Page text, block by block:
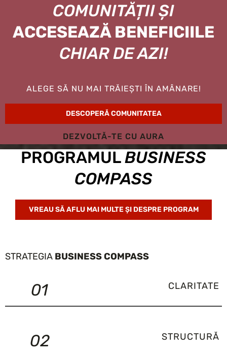
COMUNITĂȚII ȘI
ACCESEAZĂ BENEFICIILE
CHIAR DE AZI!
ALEGE SĂ NU MAI TRĂIEȘTI ÎN AMÂNARE!
DESCOPERĂ COMUNITATEA
DEZVOLTĂ-TE CU AURA
PROGRAMULBUSINESS
COMPASS
VREAU SĂ AFLU MAI MULTE ȘI DESPRE PROGRAM
STRATEGIA BUSINESS COMPASS
01 CLARITATE
02 STRUCTURĂ